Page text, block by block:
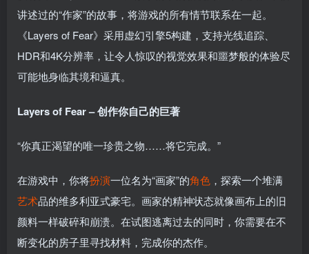
讲述过的“作家”的故事，将游戏的所有情节联系在一起。
《Layers of Fear》采用虚幻引擎5构建，支持光线追踪、
HDR和4K分辨率，让令人惊叹的视觉效果和噩梦般的体验尽
可能地身临其境和逼真。
Layers of Fear – 创作你自己的巨著
“你真正渴望的唯一珍贵之物……将它完成。”
在游戏中，你将扮演一位名为“画家”的角色 ，探索一个堆满
艺术品的维多利亚式豪宅。画家的精神状态就像画布上的旧
颜料一样破碎和崩溃。在试图逃离过去的同时，你需要在不
断变化的房子里寻找材料，完成你的杰作。